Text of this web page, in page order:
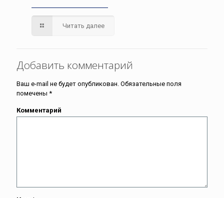
Читать далее
Добавить комментарий
Ваш e-mail не будет опубликован. Обязательные поля
помечены *
Комментарий